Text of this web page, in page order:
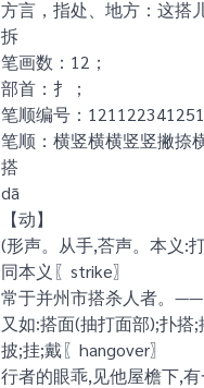
方言，指处、地方：这搭儿
拆
笔画数：12；
部首：扌；
笔顺编号：121122341251
笔顺：横竖横横竖竖撇捺
搭
dā
【动】
(形声。从手,荅声。本义:
同本义〖strike〗
常于并州市搭杀人者。——
又如:搭面(抽打面部);扑搭
披;挂;戴〖hangover〗
行者的眼乖,见他屋檐下,